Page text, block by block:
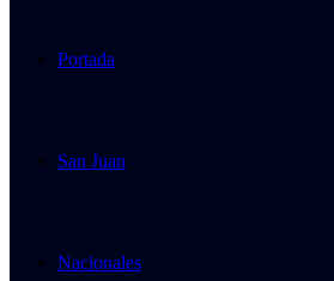
Portada
San Juan
Nacionales